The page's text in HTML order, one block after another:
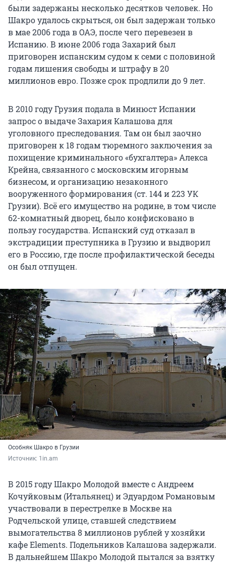
были задержаны несколько десятков человек. Но
Шакро удалось скрыться, он был задержан только
в мае 2006 года в ОАЭ, после чего перевезен в
Испанию. В июне 2006 года Захарий был
приговорен испанским судом к семи с половиной
годам лишения свободы и штрафу в 20
миллионов евро. Позже срок продлили до 9 лет.
В 2010 году Грузия подала в Минюст Испании
запрос о выдаче Захария Калашова для
уголовного преследования. Там он был заочно
приговорен к 18 годам тюремного заключения за
похищение криминального «бухгалтера» Алекса
Крейна, связанного с московским игорным
бизнесом, и организацию незаконного
вооруженного формирования (ст. 144 и 223 УК
Грузии). Всё его имущество на родине, в том числе
62-комнатный дворец, было конфисковано в
пользу государства. Испанский суд отказал в
экстрадиции преступника в Грузию и выдворил
его в Россию, где после профилактической беседы
он был отпущен.
Особняк Шакро в Грузии
Источник: 1in.am
В 2015 году Шакро Молодой вместе с Андреем
Кочуйковым (Итальянец) и Эдуардом Романовым
участвовали в перестрелке в Москве на
Родчельской улице, ставшей следствием
вымогательства 8 миллионов рублей у хозяйки
кафе Elements. Подельников Калашова задержали.
В дальнейшем Шакро Молодой пытался за взятку